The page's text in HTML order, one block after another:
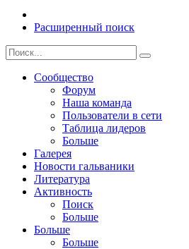
Расширенный поиск
Сообщество
Форум
Наша команда
Пользователи в сети
Таблица лидеров
Больше
Галерея
Новости гальваники
Литература
Активность
Поиск
Больше
Больше
Больше